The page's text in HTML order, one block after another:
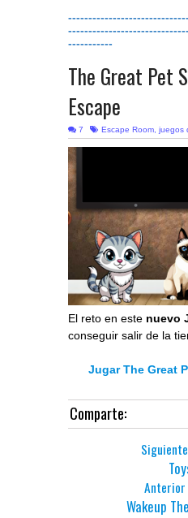
-----------
The Great Pet
Escape
7 Escape Room, juegos
El reto en este nuevo
conseguir salir de la
Jugar The Great
Comparte:
Anterior
Wakeup